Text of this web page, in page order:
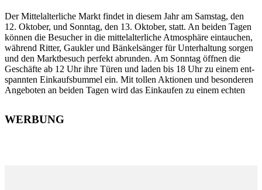
Der Mittelalterliche Markt findet in diesem Jahr am Samstag, den
12. Oktober, und Sonntag, den 13. Oktober, statt. An beiden Tagen
können die Besucher in die mittelalterliche Atmosphäre eintauchen,
während Ritter, Gaukler und Bänkelsänger für Unterhaltung sorgen
und den Marktbesuch perfekt abrunden. Am Sonntag öffnen die
Geschäfte ab 12 Uhr ihre Türen und laden bis 18 Uhr zu einem ent-
spannten Einkaufsbummel ein. Mit tollen Aktionen und besonderen
Angeboten an beiden Tagen wird das Einkaufen zu einem echten
WERBUNG